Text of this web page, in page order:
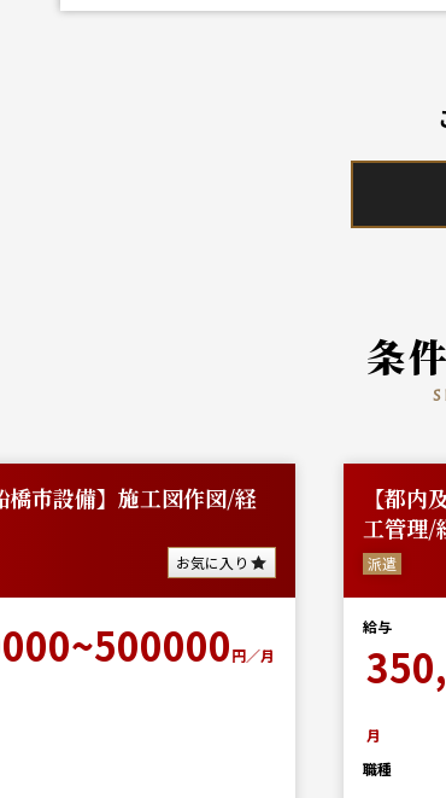
条
橋市設備】施工図作図/経
お気に入り
円／月
【都内
工管理/
派遣
給与
月
職種